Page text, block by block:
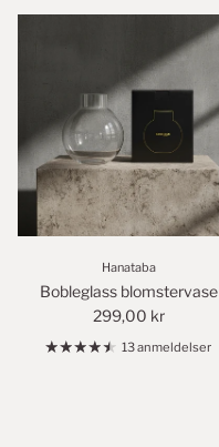
Hanataba
Bobleglass blomster­vase
299,00 kr
13 anmeldelser